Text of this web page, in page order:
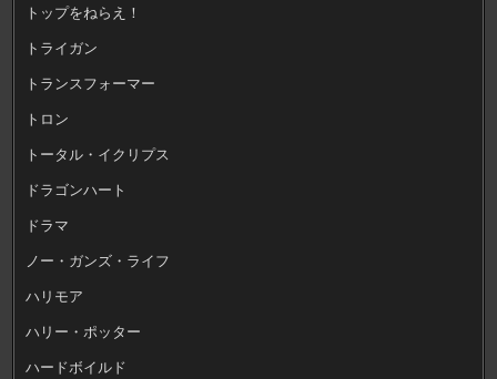
トップをねらえ！
トライガン
トランスフォーマー
トロン
トータル・イクリプス
ドラゴンハート
ドラマ
ノー・ガンズ・ライフ
ハリモア
ハリー・ポッター
ハードボイルド